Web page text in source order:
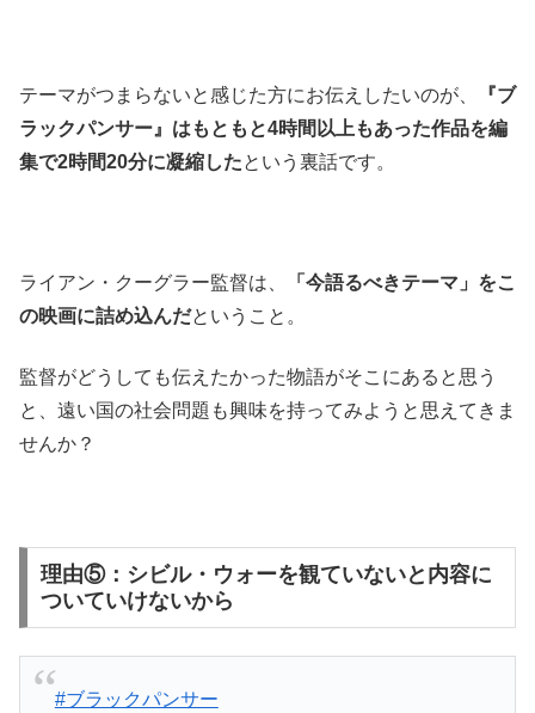
テーマがつまらないと感じた方にお伝えしたいのが、
『ブ
ラックパンサー』はもともと4時間以上もあった作品を編
集で2時間20分に凝縮したという裏話です。
ライアン・クーグラー監督は、
「今語るべきテーマ」をこ
の映画に詰め込んだということ。
監督がどうしても伝えたかった物語がそこにあると思う
と、遠い国の社会問題も興味を持ってみようと思えてきま
せんか？
理由⑤：シビル・ウォーを観ていないと内容に
ついていけないから
#ブラックパンサー